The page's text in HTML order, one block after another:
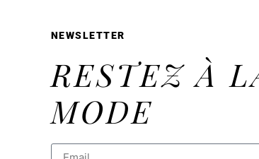
NEWSLETTER
RESTEZ À
MODE